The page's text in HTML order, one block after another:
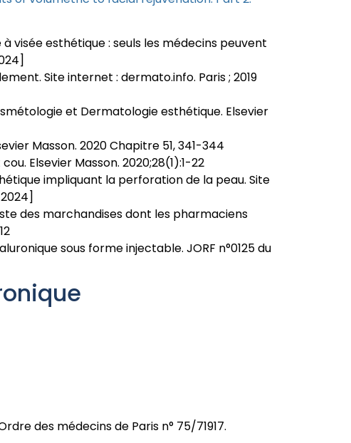
visée esthétique : seuls les médecins peuvent
Site internet : dermato.info. Paris ; 2019
et Dermatologie esthétique. Elsevier
Masson. 2020 Chapitre 51, 341-344
Elsevier Masson. 2020;28(1):1-22
impliquant la perforation de la peau. Site
des marchandises dont les pharmaciens
sous forme injectable. JORF n°0125 du
des médecins de Paris n° 75/71917.